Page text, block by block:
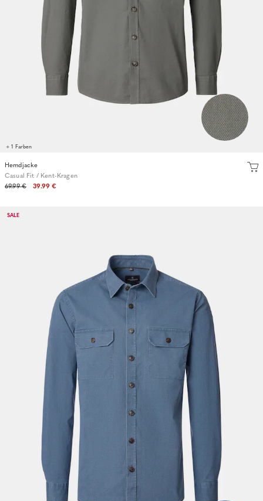
+ 1 Farben
Hemdjacke
Casual Fit / Kent-Kragen
69.99 €
39.99 €
SALE